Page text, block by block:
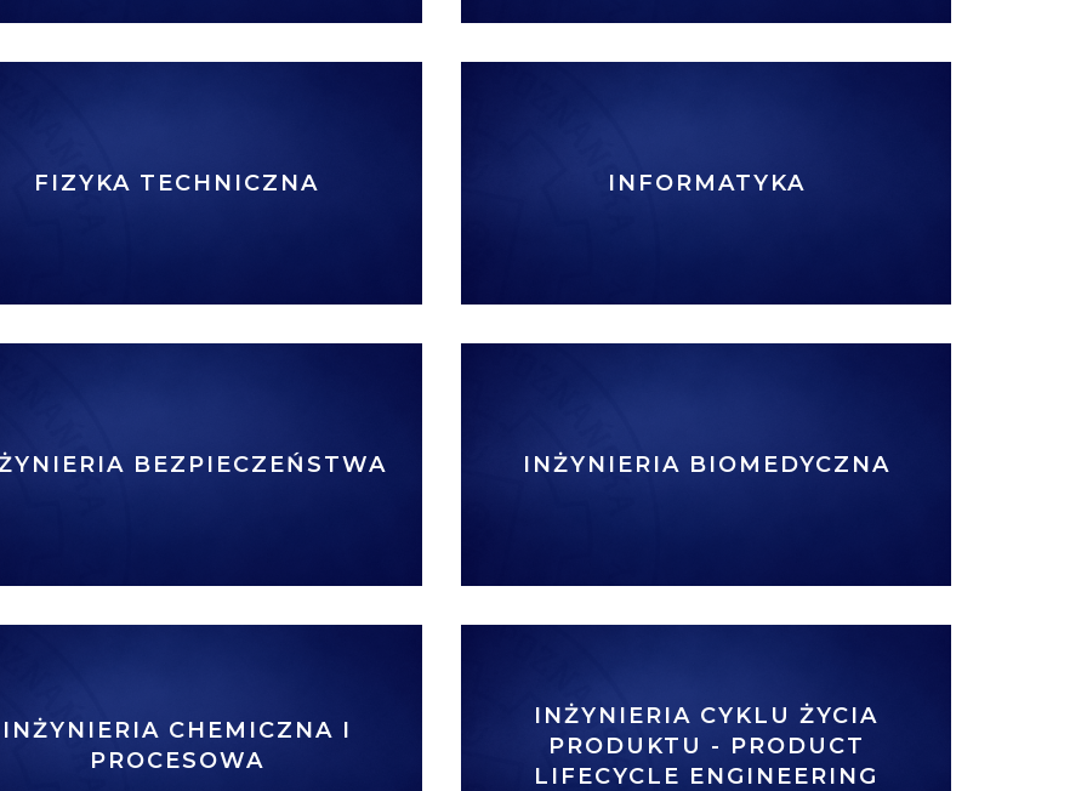
FIZYKA TECHNICZNA INFORMATYKA
BEZPIECZEŃSTWA INŻYNIERIA BIOMEDYCZNA
INŻYNIERIA CHEMICZNA I
PROCESOWA
INŻYNIERIA CYKLU ŻYCIA
PRODUKTU - PRODUCT
LIFECYCLE ENGINEERING